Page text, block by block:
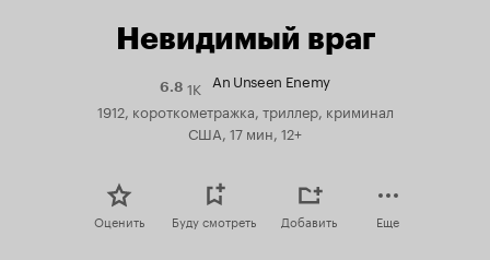
Невидимый враг
6.8Рейтинг
1K An Unseen Enemy
1912, короткометражка, триллер, криминал
США, 17 мин, 12+
Оценить Буду смотреть Добавить Еще